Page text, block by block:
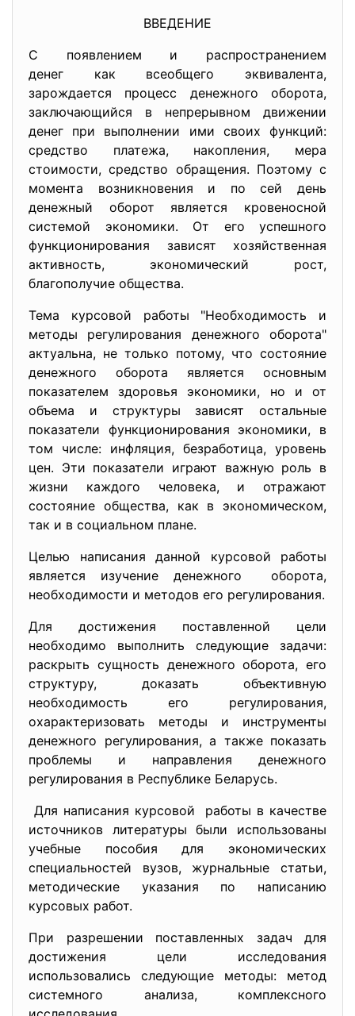
ВВЕДЕНИЕ
С появлением и распространением
денег как всеобщего эквивалента,
зарождается процесс денежного оборота,
заключающийся в непрерывном движении
денег при выполнении ими своих функций:
средство платежа, накопления, мера
стоимости, средство обращения. Поэтому с
момента возникновения и по сей день
денежный оборот является кровеносной
системой экономики. От его успешного
функционирования зависят хозяйственная
активность, экономический рост,
благополучие общества.
Тема курсовой работы "Необходимость и
методы регулирования денежного оборота"
актуальна, не только потому, что состояние
денежного оборота является основным
показателем здоровья экономики, но и от
объема и структуры зависят остальные
показатели функционирования экономики, в
том числе: инфляция, безработица, уровень
цен. Эти показатели играют важную роль в
жизни каждого человека, и отражают
состояние общества, как в экономическом,
так и в социальном плане.
Целью написания данной курсовой работы
является изучение денежного оборота,
необходимости и методов его регулирования.
Для достижения поставленной цели
необходимо выполнить следующие задачи:
раскрыть сущность денежного оборота, его
структуру, доказать объективную
необходимость его регулирования,
охарактеризовать методы и инструменты
денежного регулирования, а также показать
проблемы и направления денежного
регулирования в Республике Беларусь.
Для написания курсовой работы в качестве
источников литературы были использованы
учебные пособия для экономических
специальностей вузов, журнальные статьи,
методические указания по написанию
курсовых работ.
При разрешении поставленных задач для
достижения цели исследования
использовались следующие методы: метод
системного анализа, комплексного